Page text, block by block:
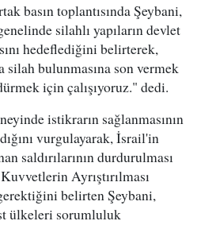
basın toplantısında Şeybani,
silahlı yapıların devlet
hedeflediğini belirterek,
silah bulunmasına son vermek
için çalışıyoruz." dedi.
istikrarın sağlanmasının
vurgulayarak, İsrail'in
saldırılarının durdurulması
Ayrıştırılması
belirten Şeybani,
ülkeleri sorumluluk